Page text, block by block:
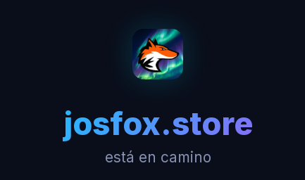
josfox.store
está en camino